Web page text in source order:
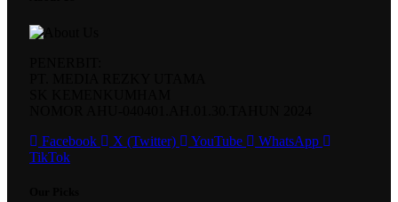
Facebook
X (Twitter) YouTube
WhatsApp
TikTok